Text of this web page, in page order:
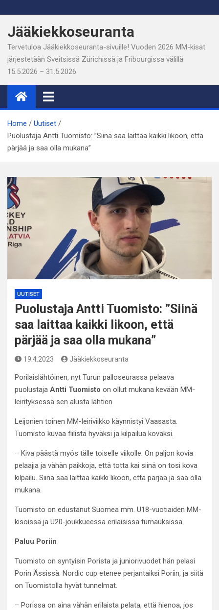
to
content
Jääkiekkoseuranta
Tervetuloa Jääkiekkoseuranta-sivuille! Vuoden 2026 MM-kisat
järjestetään Sveitsissä Zürichissä ja Fribourgissa välillä
15.5.2026 – 31.5.2026
Home
Uutiset
Puolustaja Antti Tuomisto: ”Siinä saa laittaa kaikki likoon, että
pärjää ja saa olla mukana”
UUTISET
Puolustaja Antti Tuomisto: ”Siinä
saa laittaa kaikki likoon, että
pärjää ja saa olla mukana”
19.4.2023 Jääkiekkoseuranta
Porilaislähtöinen, nyt Turun palloseurassa pelaava
puolustaja Antti Tuomisto on ollut mukana kevään MM-
leirityksessä sen alusta lähtien.
Leijonien toinen MM-leiriviikko käynnistyi Vaasasta.
Tuomisto kuvaa fiilistä hyväksi ja kilpailua kovaksi.
– Kiva päästä myös tälle toiselle viikolle. On paljon kovia
pelaajia ja vähän paikkoja, että totta kai siinä on tosi kova
kilpailu. Siinä saa laittaa kaikki likoon, että pärjää ja saa olla
mukana.
Tuomisto on edustanut Suomea mm. U18-vuotiaiden MM-
kisoissa ja U20-joukkueessa erilaisissa turnauksissa.
Paluu Poriin
Tuomisto on syntyisin Porista ja juniorivuodet hän pelasi
Porin Ässissä. Nordic cup etenee perjantaiksi Poriin, ja siitä
on Tuomistolla hyvät tunnelmat.
– Porissa on aina vähän erilaista pelata, että hienoa, jos